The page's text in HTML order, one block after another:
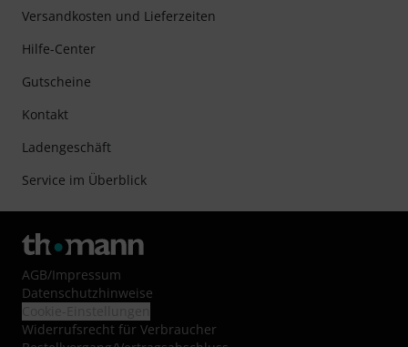
Versandkosten und Lieferzeiten
Hilfe-Center
Gutscheine
Kontakt
Ladengeschäft
Service im Überblick
AGB/Impressum
Datenschutzhinweise
Widerrufsrecht für Verbraucher